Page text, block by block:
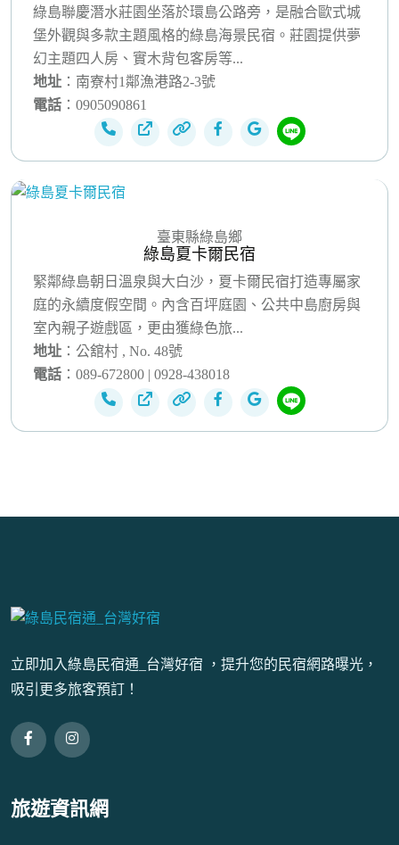
綠島聯慶潛水莊園坐落於環島公路旁，是融合歐式城
堡外觀與多款主題風格的綠島海景民宿。莊園提供夢
幻主題四人房、實木背包客房等...
地址 ：南寮村1鄰漁港路2-3號
電話 ：0905090861
臺東縣綠島鄉
綠島夏卡爾民宿
緊鄰綠島朝日溫泉與大白沙，夏卡爾民宿打造專屬家
庭的永續度假空間。內含百坪庭園、公共中島廚房與
室內親子遊戲區，更由獲綠色旅...
地址 ：公舘村 , No. 48號
電話 ：089-672800 | 0928-438018
立即加入綠島民宿通_台灣好宿 ，提升您的民宿網路曝光，
吸引更多旅客預訂！
旅遊資訊網